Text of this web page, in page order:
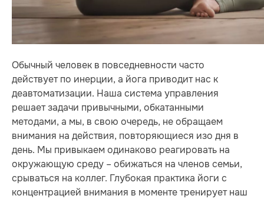
Обычный человек в повседневности часто
действует по инерции, а йога приводит нас к
деавтоматизации. Наша система управления
решает задачи привычными, обкатанными
методами, а мы, в свою очередь, не обращаем
внимания на действия, повторяющиеся изо дня в
день. Мы привыкаем одинаково реагировать на
окружающую среду – обижаться на членов семьи,
срываться на коллег. Глубокая практика йоги с
концентрацией внимания в моменте тренирует наш